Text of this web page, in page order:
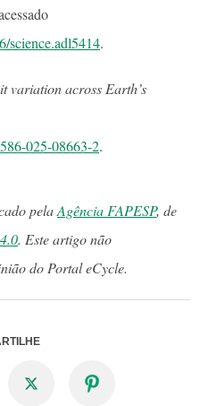
science.adl5414.
variation across Earth’s
025-08663-2.
pelaAgência FAPESP, de
. Este artigo não
do Portal eCycle.